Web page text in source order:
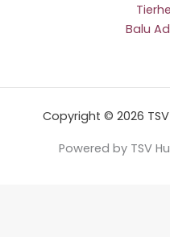
Balu
Copyright © 2026
Powered by TSV